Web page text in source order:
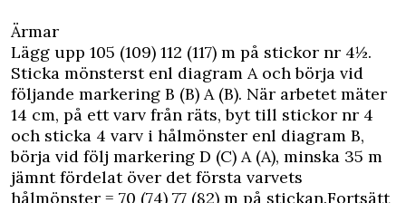
Ärmar
Lägg upp 105 (109) 112 (117) m på stickor nr 4½.
Sticka mönsterst enl diagram A och börja vid
följande markering B (B) A (B). När arbetet mäter
14 cm, på ett varv från räts, byt till stickor nr 4
och sticka 4 varv i hålmönster enl diagram B,
börja vid följ markering D (C) A (A), minska 35 m
jämnt fördelat över det första varvets
hålmönster = 70 (74) 77 (82) m på stickan.Fortsätt